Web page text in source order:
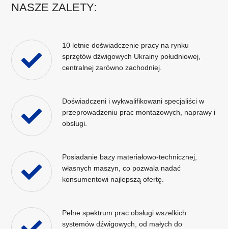
NASZE ZALETY:
10 letnie doświadczenie pracy na rynku
sprzętów dźwigowych Ukrainy południowej,
centralnej zarówno zachodniej.
Doświadczeni i wykwalifikowani specjaliści w
przeprowadzeniu prac montażowych, naprawy i
obsługi.
Posiadanie bazy materiałowo-technicznej,
własnych maszyn, co pozwala nadać
konsumentowi najlepszą ofertę.
Pełne spektrum prac obsługi wszelkich
systemów dźwigowych, od małych do